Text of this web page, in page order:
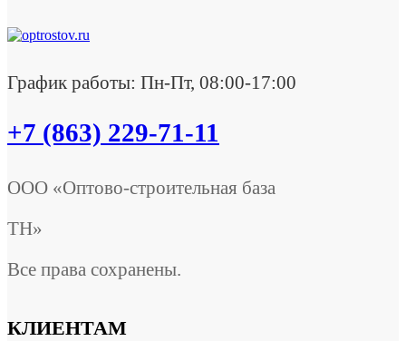
График работы: Пн-Пт, 08:00-17:00
+7 (863) 229-71-11
ООО «Оптово-строительная база
ТН»
Все права сохранены.
КЛИЕНТАМ